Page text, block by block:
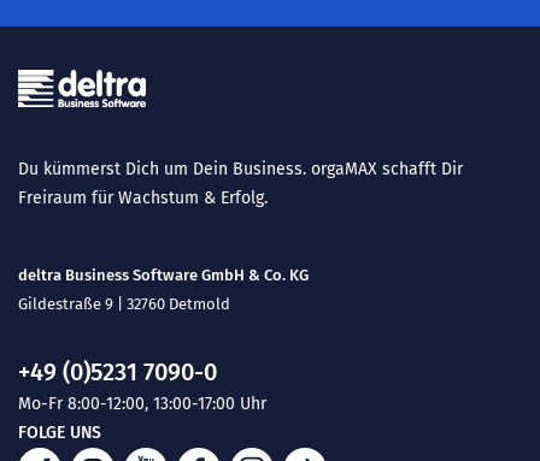
Du kümmerst Dich um Dein Business. orgaMAX schafft Dir
Freiraum für Wachstum & Erfolg.
deltra Business Software GmbH & Co. KG
Gildestraße 9 | 32760 Detmold
+49 (0)5231 7090-0
Mo-Fr 8:00-12:00, 13:00-17:00 Uhr
FOLGE UNS